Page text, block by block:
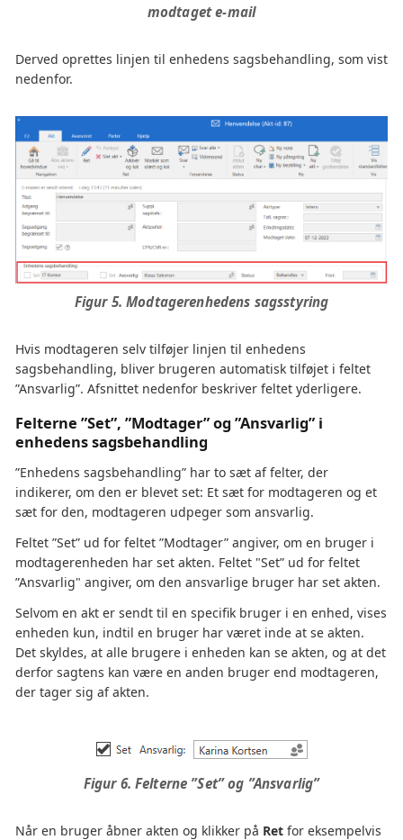
modtaget e-mail
Derved oprettes linjen til enhedens sagsbehandling, som vist
nedenfor.
Figur 5. Modtagerenhedens sagsstyring
Hvis modtageren selv tilføjer linjen til enhedens
sagsbehandling, bliver brugeren automatisk tilføjet i feltet
”Ansvarlig”. Afsnittet nedenfor beskriver feltet yderligere.
Felterne ”Set”, ”Modtager” og ”Ansvarlig” i
enhedens sagsbehandling
”Enhedens sagsbehandling” har to sæt af felter, der
indikerer, om den er blevet set: Et sæt for modtageren og et
sæt for den, modtageren udpeger som ansvarlig.
Feltet ”Set” ud for feltet ”Modtager” angiver, om en bruger i
modtagerenheden har set akten. Feltet "Set” ud for feltet
”Ansvarlig" angiver, om den ansvarlige bruger har set akten.
Selvom en akt er sendt til en specifik bruger i en enhed, vises
enheden kun, indtil en bruger har været inde at se akten.
Det skyldes, at alle brugere i enheden kan se akten, og at det
derfor sagtens kan være en anden bruger end modtageren,
der tager sig af akten.
Figur 6. Felterne ”Set” og ”Ansvarlig”
Når en bruger åbner akten og klikker på Ret for eksempelvis